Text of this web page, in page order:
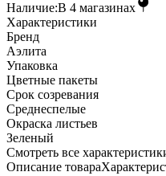
Наличие:В 4 магазинах
Характеристики
Бренд
Аэлита
Упаковка
Цветные пакеты
Срок созревания
Среднеспелые
Окраска листьев
Зеленый
Cмотреть все
Описание товара